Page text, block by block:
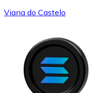
Viana do Castelo